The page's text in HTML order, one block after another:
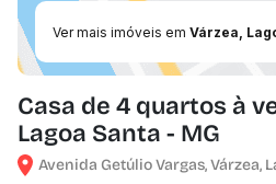
Ver mais imóveis em Várzea,
Casa de 4 quartos à
Lagoa Santa - MG
Avenida Getúlio Vargas, Várzea,